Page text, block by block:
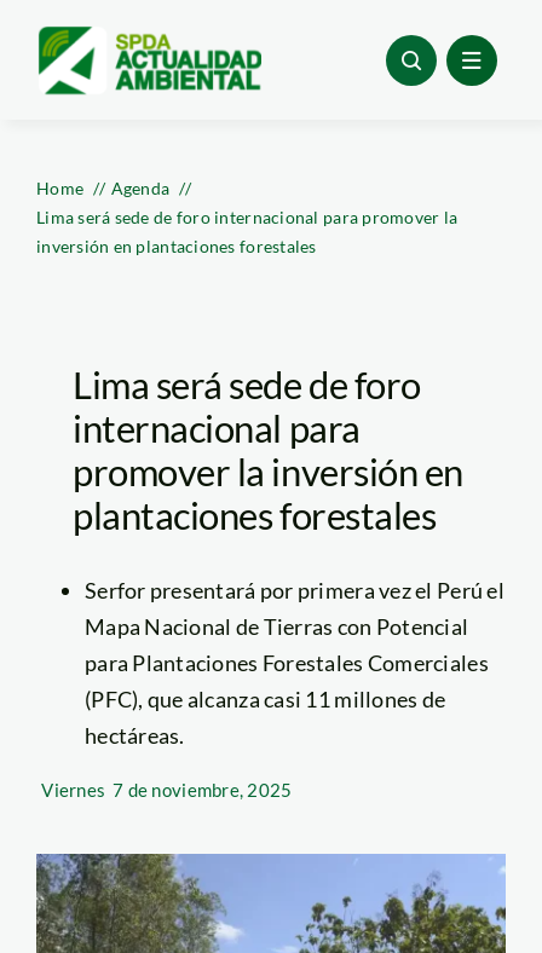
content
Home
Agenda
Lima será sede de foro internacional para promover la
inversión en plantaciones forestales
Lima será sede de foro
internacional para
promover la inversión en
plantaciones forestales
Serfor presentará por primera vez el Perú el
Mapa Nacional de Tierras con Potencial
para Plantaciones Forestales Comerciales
(PFC), que alcanza casi 11 millones de
hectáreas.
Viernes 7 de noviembre, 2025